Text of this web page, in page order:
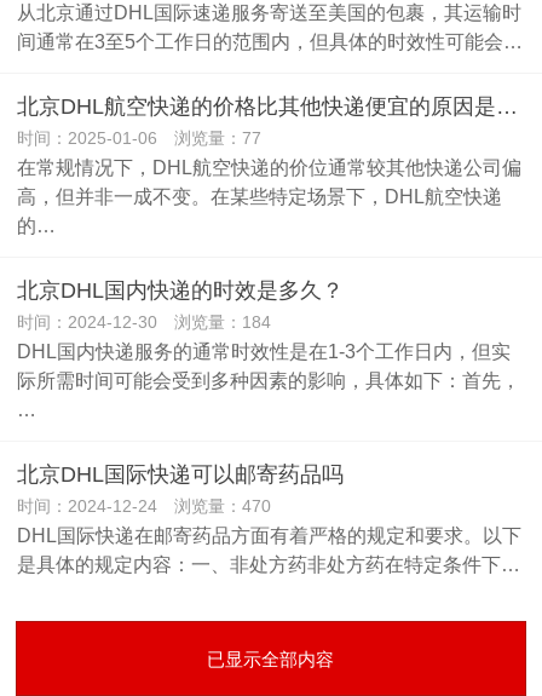
从北京通过DHL国际速递服务寄送至美国的包裹，其运输时
间通常在3至5个工作日的范围内，但具体的时效性可能会…
北京DHL航空快递的价格比其他快递便宜的原因是什么？
时间：2025-01-06 浏览量：77
在常规情况下，DHL航空快递的价位通常较其他快递公司偏
高，但并非一成不变。在某些特定场景下，DHL航空快递
的…
北京DHL国内快递的时效是多久？
时间：2024-12-30 浏览量：184
DHL国内快递服务的通常时效性是在1-3个工作日内，但实
际所需时间可能会受到多种因素的影响，具体如下：首先，
…
北京DHL国际快递可以邮寄药品吗
时间：2024-12-24 浏览量：470
DHL国际快递在邮寄药品方面有着严格的规定和要求。以下
是具体的规定内容：一、非处方药非处方药在特定条件下…
已显示全部内容